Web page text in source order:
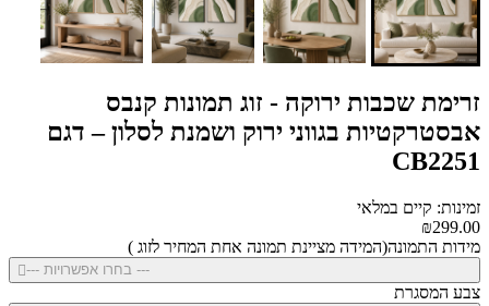
זרימת שכבות ירוקה - זוג תמונות קנבס
אבסטרקטיות בגווני ירוק ושמנת לסלון – דגם
CB2251
זמינות: קיים במלאי
₪299.00
מידות התמונה(המידה מציינת תמונה אחת המחיר לזוג )
--- בחרו אפשרויות ---
צבע המסגרת